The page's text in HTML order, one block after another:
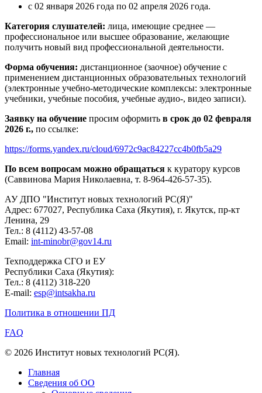
с 02 января 2026 года по 02 апреля 2026 года.
Категория слушателей: лица, имеющие среднее —
профессиональное или высшее образование, желающие
получить новый вид профессиональной деятельности.
Форма обучения: дистанционное (заочное) обучение с
применением дистанционных образовательных технологий
(электронные учебно-методические комплексы: электронные
учебники, учебные пособия, учебные аудио-, видео записи).
Заявку на обучение просим оформить в срок до 02 февраля
2026 г., по ссылке:
https://forms.yandex.ru/cloud/6972c9ac84227cc4b0fb5a29
По всем вопросам можно обращаться к куратору курсов
(Саввинова Мария Николаевна, т. 8-964-426-57-35).
АУ ДПО "Институт новых технологий РС(Я)"
Адрес: 677027, Республика Саха (Якутия), г. Якутск, пр-кт
Ленина, 29
Тел.: 8 (4112) 43-57-08
Email: int-minobr@gov14.ru
Техподдержка СГО и ЕУ
Республики Саха (Якутия):
Тел.: 8 (4112) 318-220
E-mail: esp@intsakha.ru
Политика в отношении ПД
FAQ
© 2026 Институт новых технологий РС(Я).
Главная
Сведения об ОО